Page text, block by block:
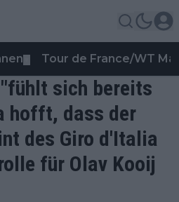
Tour de France/WT
sich bereits
hofft, dass der
des Giro d'Italia
für Olav Kooij